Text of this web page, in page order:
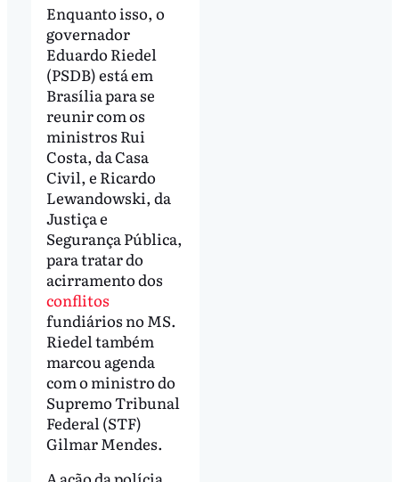
Enquanto isso, o
governador
Eduardo Riedel
(PSDB) está em
Brasília para se
reunir com os
ministros Rui
Costa, da Casa
Civil, e Ricardo
Lewandowski, da
Justiça e
Segurança Pública,
para tratar do
acirramento dos
conflitos
fundiários no MS.
Riedel também
marcou agenda
com o ministro do
Supremo Tribunal
Federal (STF)
Gilmar Mendes.